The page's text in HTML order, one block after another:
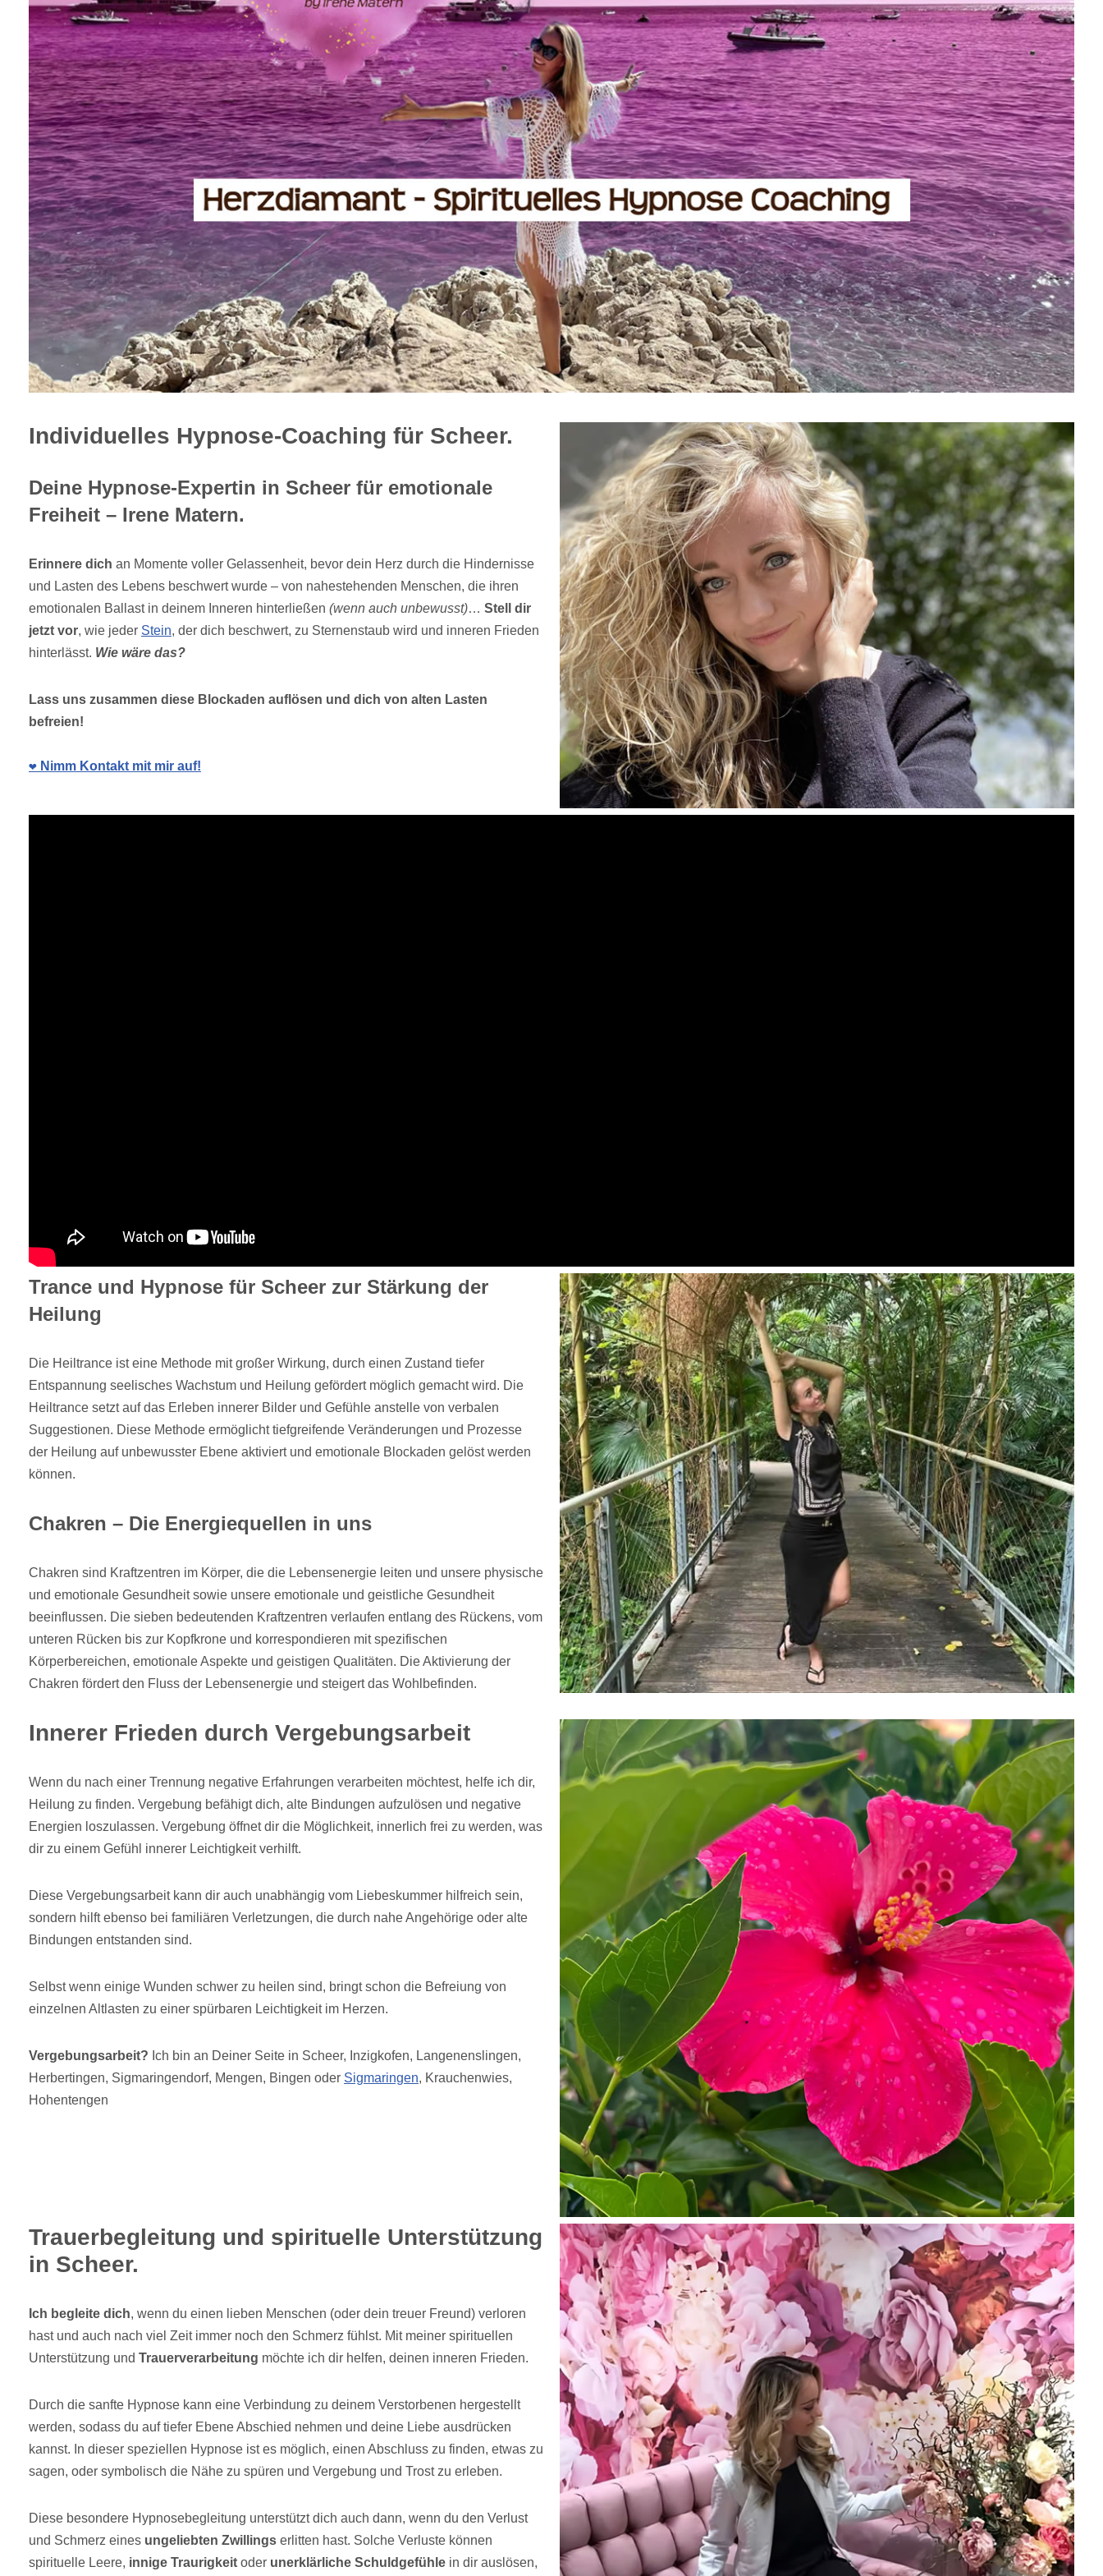
Individuelles Hypnose-Coaching für Scheer.
Deine Hypnose-Expertin in Scheer für emotionale
Freiheit – Irene Matern.
Erinnere dich an Momente voller Gelassenheit, bevor dein Herz durch die Hindernisse
und Lasten des Lebens beschwert wurde – von nahestehenden Menschen, die ihren
emotionalen Ballast in deinem Inneren hinterließen (wenn auch unbewusst)… Stell dir
jetzt vor, wie jeder Stein, der dich beschwert, zu Sternenstaub wird und inneren Frieden
hinterlässt. Wie wäre das?
Lass uns zusammen diese Blockaden auflösen und dich von alten Lasten
befreien!
❤️ Nimm Kontakt mit mir auf!
Trance und Hypnose für Scheer zur Stärkung der
Heilung
Die Heiltrance ist eine Methode mit großer Wirkung, durch einen Zustand tiefer
Entspannung seelisches Wachstum und Heilung gefördert möglich gemacht wird. Die
Heiltrance setzt auf das Erleben innerer Bilder und Gefühle anstelle von verbalen
Suggestionen. Diese Methode ermöglicht tiefgreifende Veränderungen und Prozesse
der Heilung auf unbewusster Ebene aktiviert und emotionale Blockaden gelöst werden
können.
Chakren – Die Energiequellen in uns
Chakren sind Kraftzentren im Körper, die die Lebensenergie leiten und unsere physische
und emotionale Gesundheit sowie unsere emotionale und geistliche Gesundheit
beeinflussen. Die sieben bedeutenden Kraftzentren verlaufen entlang des Rückens, vom
unteren Rücken bis zur Kopfkrone und korrespondieren mit spezifischen
Körperbereichen, emotionale Aspekte und geistigen Qualitäten. Die Aktivierung der
Chakren fördert den Fluss der Lebensenergie und steigert das Wohlbefinden.
Innerer Frieden durch Vergebungsarbeit
Wenn du nach einer Trennung negative Erfahrungen verarbeiten möchtest, helfe ich dir,
Heilung zu finden. Vergebung befähigt dich, alte Bindungen aufzulösen und negative
Energien loszulassen. Vergebung öffnet dir die Möglichkeit, innerlich frei zu werden, was
dir zu einem Gefühl innerer Leichtigkeit verhilft.
Diese Vergebungsarbeit kann dir auch unabhängig vom Liebeskummer hilfreich sein,
sondern hilft ebenso bei familiären Verletzungen, die durch nahe Angehörige oder alte
Bindungen entstanden sind.
Selbst wenn einige Wunden schwer zu heilen sind, bringt schon die Befreiung von
einzelnen Altlasten zu einer spürbaren Leichtigkeit im Herzen.
Vergebungsarbeit? Ich bin an Deiner Seite in Scheer, Inzigkofen, Langenenslingen,
Herbertingen, Sigmaringendorf, Mengen, Bingen oder Sigmaringen, Krauchenwies,
Hohentengen
Trauerbegleitung und spirituelle Unterstützung
in Scheer.
Ich begleite dich, wenn du einen lieben Menschen (oder dein treuer Freund) verloren
hast und auch nach viel Zeit immer noch den Schmerz fühlst. Mit meiner spirituellen
Unterstützung und Trauerverarbeitung möchte ich dir helfen, deinen inneren Frieden.
Durch die sanfte Hypnose kann eine Verbindung zu deinem Verstorbenen hergestellt
werden, sodass du auf tiefer Ebene Abschied nehmen und deine Liebe ausdrücken
kannst. In dieser speziellen Hypnose ist es möglich, einen Abschluss zu finden, etwas zu
sagen, oder symbolisch die Nähe zu spüren und Vergebung und Trost zu erleben.
Diese besondere Hypnosebegleitung unterstützt dich auch dann, wenn du den Verlust
und Schmerz eines ungeliebten Zwillings erlitten hast. Solche Verluste können
spirituelle Leere, innige Traurigkeit oder unerklärliche Schuldgefühle in dir auslösen,